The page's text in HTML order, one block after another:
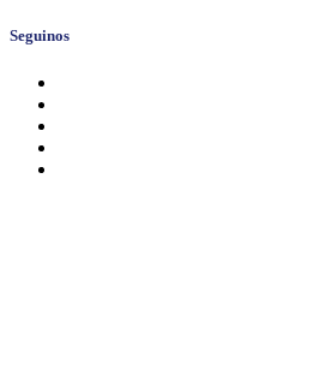
Seguinos